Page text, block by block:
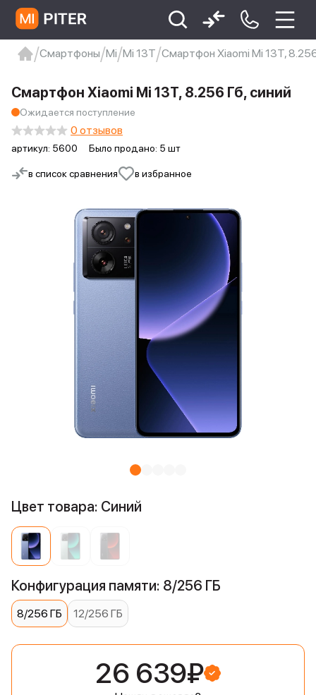
Xiaomi 9 про
xiaomi redmi 12c
Смартфоны Mi Mi 13T Смартфон Xiaomi Mi 13T,
в список сравнения в избранное
Смартфон Xiaomi Mi 13T, 8.256 Гб, синий
Ожидается поступление
артикул: 5600 Было продано: 5 шт
0 отзывов
Цвет товара: Синий
Конфигурация памяти: 8/256 ГБ
8/256 ГБ 12/256 ГБ
26 639₽